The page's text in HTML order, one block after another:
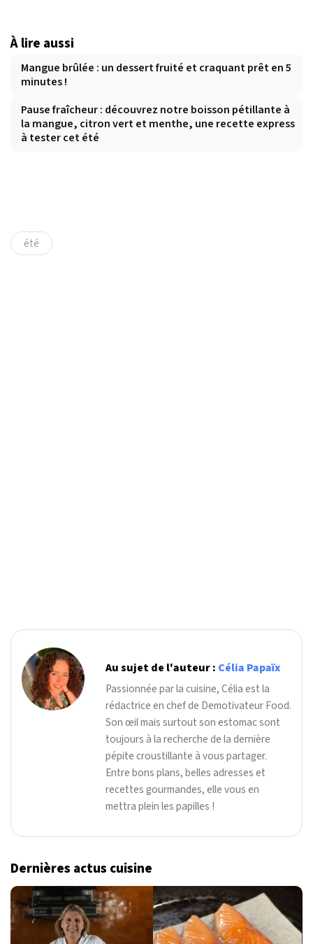
À lire aussi
Mangue brûlée : un dessert fruité et craquant prêt en 5
minutes !
Pause fraîcheur : découvrez notre boisson pétillante à
la mangue, citron vert et menthe, une recette express
à tester cet été
été
Au sujet de l'auteur : Célia Papaïx
Passionnée par la cuisine, Célia est la
rédactrice en chef de Demotivateur Food.
Son œil mais surtout son estomac sont
toujours à la recherche de la dernière
pépite croustillante à vous partager.
Entre bons plans, belles adresses et
recettes gourmandes, elle vous en
mettra plein les papilles !
Dernières actus cuisine